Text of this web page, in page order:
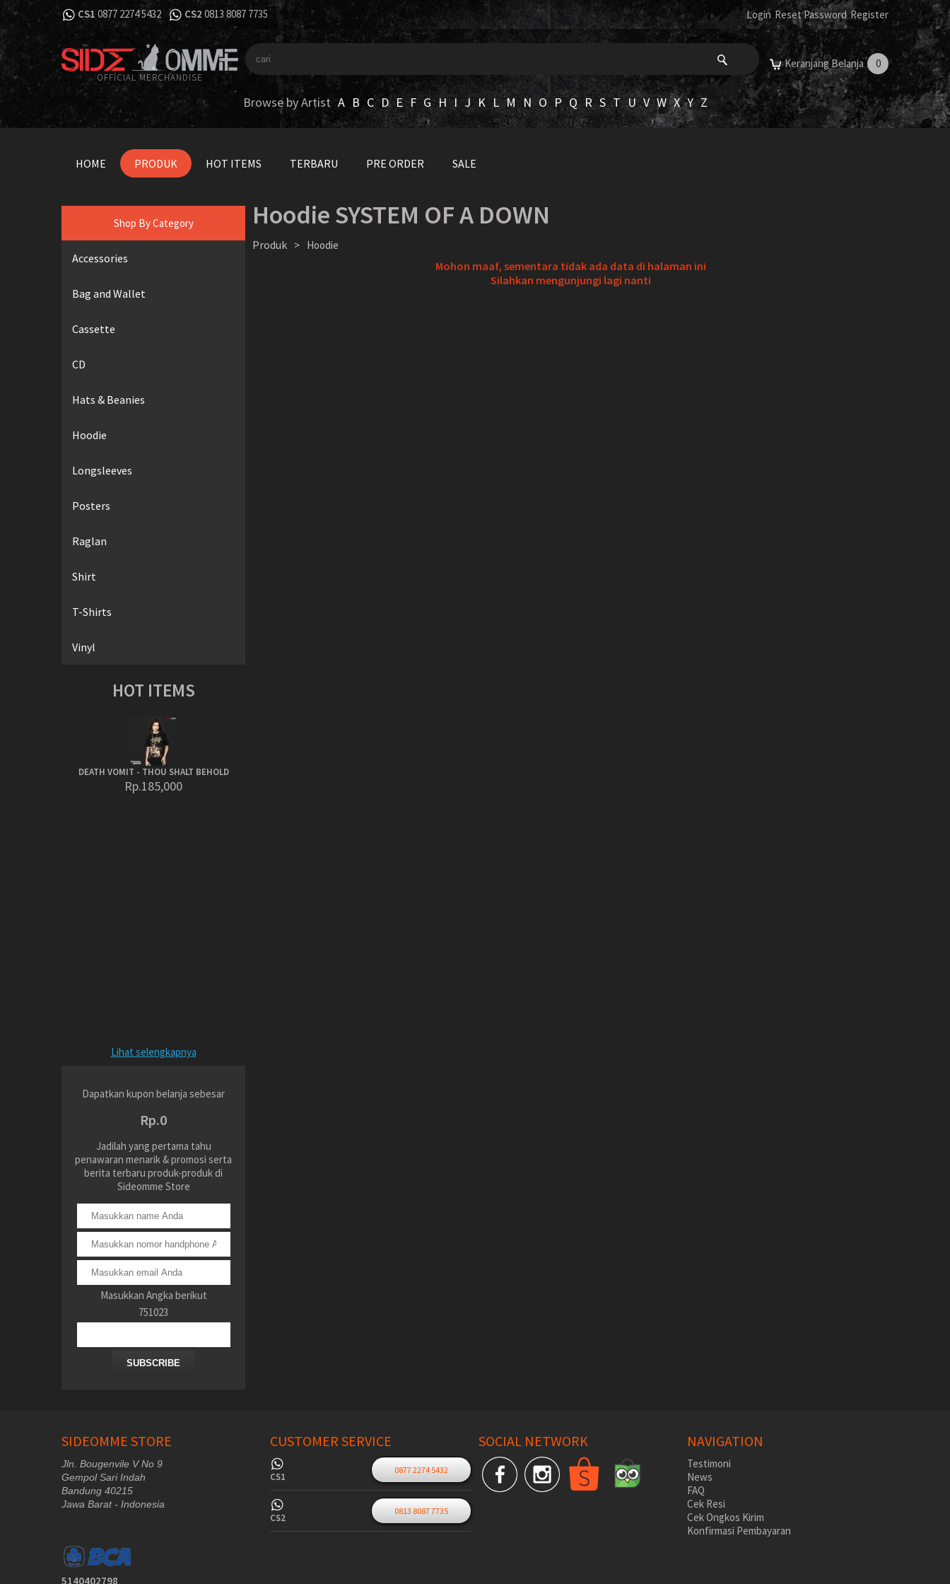
CS1 0877 2274 5432 CS2 0813 8087 7735 Login Reset Password Register
OFFICIAL MERCHANDISE
Keranjang Belanja 0
Browse by Artist A B C D E F G H I J K L M N O P Q R S T U V W X Y Z
HOME PRODUK HOT ITEMS TERBARU PRE ORDER SALE
Shop By Category
Accessories
Bag and Wallet
Cassette
CD
Hats & Beanies
Hoodie
Longsleeves
Posters
Raglan
Shirt
T-Shirts
Vinyl
HOT ITEMS
DEATH VOMIT - THOU SHALT BEHOLD
Rp.185,000
Lihat selengkapnya
Dapatkan kupon belanja sebesar
Rp.0
Jadilah yang pertama tahu
penawaran menarik & promosi serta
berita terbaru produk-produk di
Sideomme Store
Masukkan Angka berikut
751023
SUBSCRIBE
Hoodie SYSTEM OF A DOWN
Produk > Hoodie
Mohon maaf, sementara tidak ada data di halaman ini
Silahkan mengunjungi lagi nanti
SIDEOMME STORE
Jln. Bougenvile V No 9
Gempol Sari Indah
Bandung 40215
Jawa Barat - Indonesia
CUSTOMER SERVICE
CS1
0877 2274 5432
CS2
0813 8087 7735
SOCIAL NETWORK NAVIGATION
Testimoni
News
FAQ
Cek Resi
Cek Ongkos Kirim
Konfirmasi Pembayaran
5140402798